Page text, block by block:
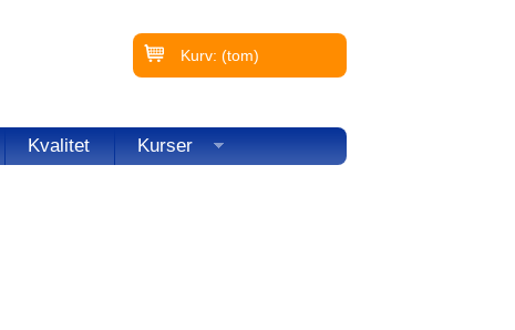
Kurv: (tom)
Kvalitet Kurser